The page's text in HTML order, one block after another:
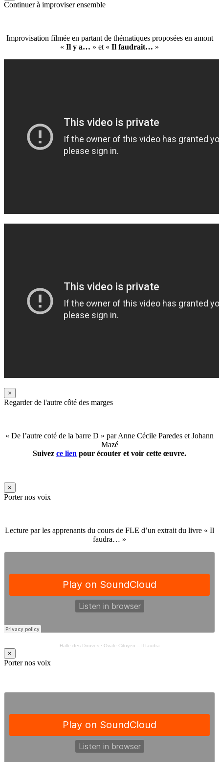
Continuer à improviser ensemble
Improvisation filmée en partant de thématiques proposées en amont
« Il y a… » et « Il faudrait… »
×
Regarder de l'autre côté des marges
« De l’autre coté de la barre D » par Anne Cécile Paredes et Johann
Mazé
Suivez ce lien pour écouter et voir cette œuvre.
×
Porter nos voix
Lecture par les apprenants du cours de FLE d’un extrait du livre « Il
faudra… »
Halle des Douves· Ovale Citoyen – Il faudra
×
Porter nos voix